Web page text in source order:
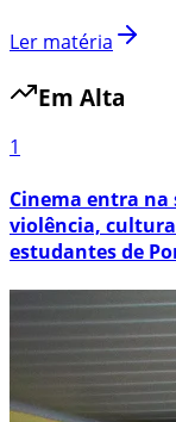
Ler matéria
Em Alta
1
Cinema entra na
violência,
estudantes de